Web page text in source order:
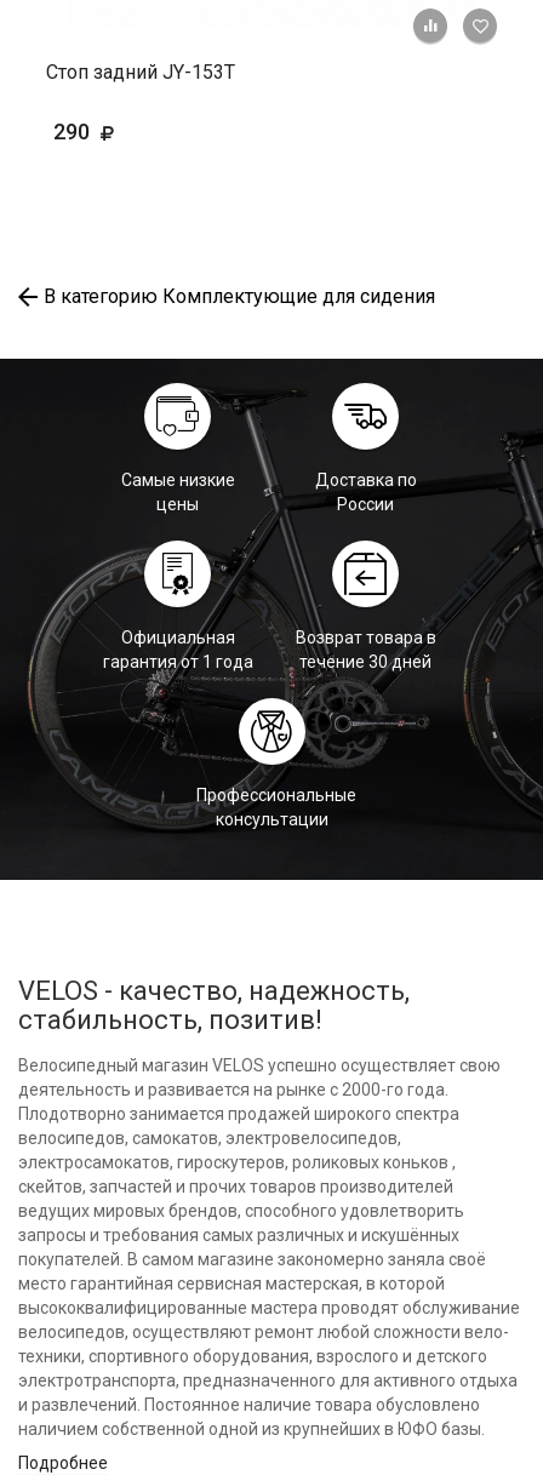
+ К
Стоп задний JY-153T
290
В категорию Комплектующие для сидения
Самые низкие
цены
Доставка по
России
Официальная
гарантия от 1 года
Возврат товара в
течение 30 дней
Профессиональные
консультации
VELOS - качество, надежность,
стабильность, позитив!
Велосипедный магазин VELOS успешно осуществляет свою
деятельность и развивается на рынке с 2000-го года.
Плодотворно занимается продажей широкого спектра
велосипедов, самокатов, электровелосипедов,
электросамокатов, гироскутеров, роликовых коньков ,
скейтов, запчастей и прочих товаров производителей
ведущих мировых брендов, способного удовлетворить
запросы и требования самых различных и искушённых
покупателей. В самом магазине закономерно заняла своё
место гарантийная сервисная мастерская, в которой
высококвалифицированные мастера проводят обслуживание
велосипедов, осуществляют ремонт любой сложности вело-
техники, спортивного оборудования, взрослого и детского
электротранспорта, предназначенного для активного отдыха
и развлечений. Постоянное наличие товара обусловлено
наличием собственной одной из крупнейших в ЮФО базы.
Подробнее